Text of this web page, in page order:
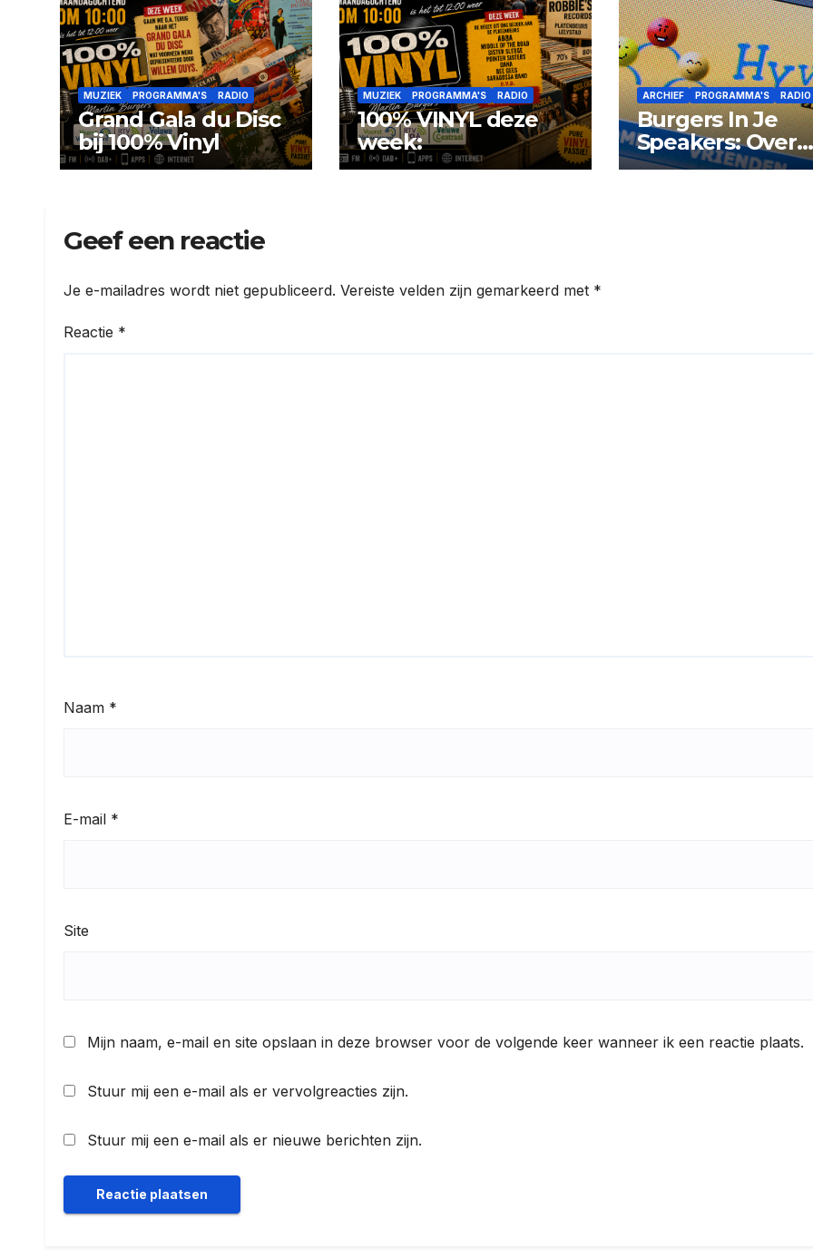
MUZIEK PROGRAMMA'S RADIO
Grand Gala du Disc
bij 100% Vinyl
MUZIEK PROGRAMMA'S RADIO
100% VINYL deze
week:
ARCHIEF PROGRAMMA'S RADIO
Burgers In Je
Speakers: Over
Hyves en van
Geef een reactie
Je e-mailadres wordt niet gepubliceerd. Vereiste velden zijn gemarkeerd met *
Reactie *
Naam *
E-mail *
Site
Mijn naam, e-mail en site opslaan in deze browser voor de volgende keer wanneer ik een reactie plaats.
Stuur mij een e-mail als er vervolgreacties zijn.
Stuur mij een e-mail als er nieuwe berichten zijn.